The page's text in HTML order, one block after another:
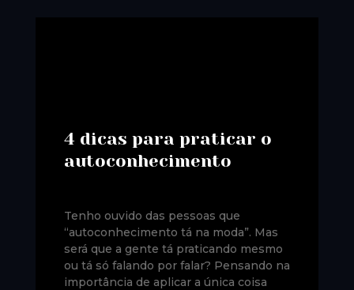
4 dicas para praticar o
autoconhecimento
Tenho ouvido das pessoas que
“autoconhecimento tá na moda”. Mas
será que a gente tá praticando mesmo
ou tá só falando por falar? Pensando na
importância de aplicar a única coisa